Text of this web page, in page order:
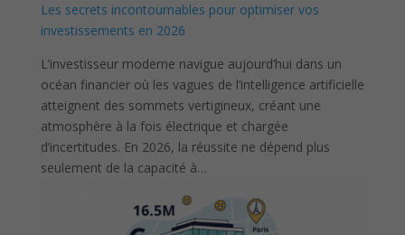
Les secrets incontournables pour optimiser vos
investissements en 2026
L’investisseur moderne navigue aujourd’hui dans un
océan financier où les vagues de l’intelligence artificielle
atteignent des sommets vertigineux, créant une
atmosphère à la fois électrique et chargée
d’incertitudes. En 2026, la réussite ne dépend plus
seulement de la capacité à…